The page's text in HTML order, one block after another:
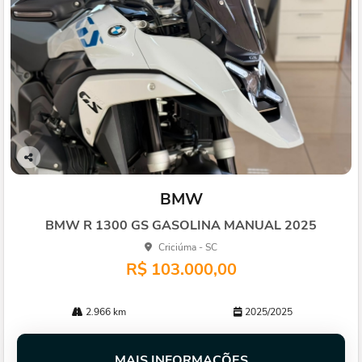
Co
BMW
BMW R 1300 GS GASOLINA MANUAL 2025
Criciúma - SC
R$ 103.000,00
2.966 km 2025/2025